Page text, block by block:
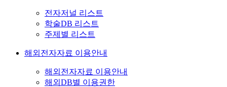
전자저널 리스트
학술DB 리스트
주제별 리스트
해외전자자료 이용안내
해외전자자료 이용안내
해외DB별 이용권한